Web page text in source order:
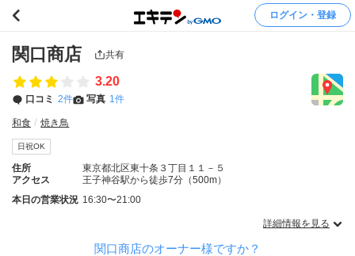
ログイン・登録
関口商店 共有
3.20
口コミ 2件 写真 1件
和食 焼き鳥
日祝OK
住所
東京都北区東十条３丁目１１－５
アクセス
王子神谷駅から徒歩7分（500m）
本日の営業状況 16:30〜21:00
詳細情報を見る
関口商店のオーナー様ですか？